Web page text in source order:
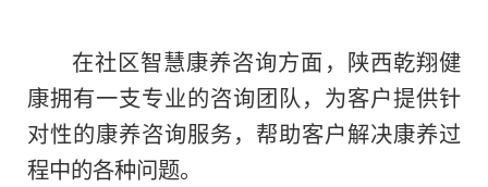
在社区智慧康养咨询方面，陕西乾翔健
康拥有一支专业的咨询团队，为客户提供针
对性的康养咨询服务，帮助客户解决康养过
程中的各种问题。